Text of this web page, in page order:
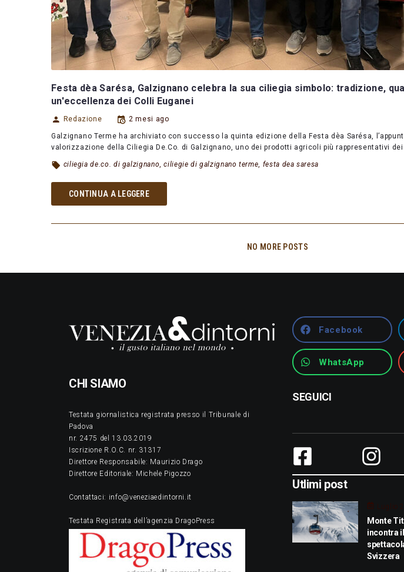
Festa dèa Sarésa, Galzignano celebra la sua ciliegia simbolo: tradizione,
un'eccellenza dei Colli Euganei
Redazione 2 mesi ago
Galzignano Terme ha archiviato con successo la quinta edizione della Festa dèa Sarésa,
valorizzazione della Ciliegia De.Co. di Galzignano, uno dei prodotti agricoli più rappresentativi
ciliegia de.co. di galzignano,ciliegie di galzignano terme, festa dea saresa
CONTINUA A LEGGERE
NO MORE POSTS
CHI SIAMO
Testata giornalistica registrata presso il Tribunale di
Padova
nr. 2475 del 13.03.2019
Iscrizione R.O.C. nr. 31317
Direttore Responsabile: Maurizio Drago
Direttore Editoriale: Michele Pigozzo
Contattaci: info@veneziaedintorni.it
Testata Registrata dell’agenzia DragoPress
Facebook
WhatsApp
SEGUICI
Utlimi post
Luglio
Monte
incontra
Svizzera